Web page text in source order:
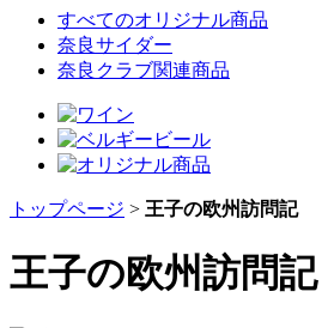
すべてのオリジナル商品
奈良サイダー
奈良クラブ関連商品
トップページ > 王子の欧州訪問記
王子の欧州訪問記